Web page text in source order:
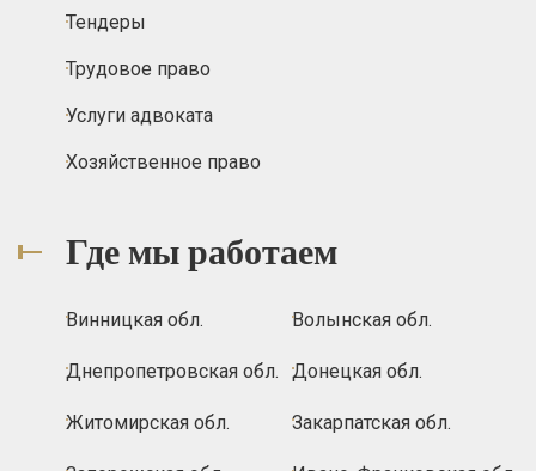
Тендеры
Трудовое право
Услуги адвоката
Хозяйственное право
Где мы работаем
Винницкая обл. Волынская обл.
Днепропетровская обл. Донецкая обл.
Житомирская обл. Закарпатская обл.